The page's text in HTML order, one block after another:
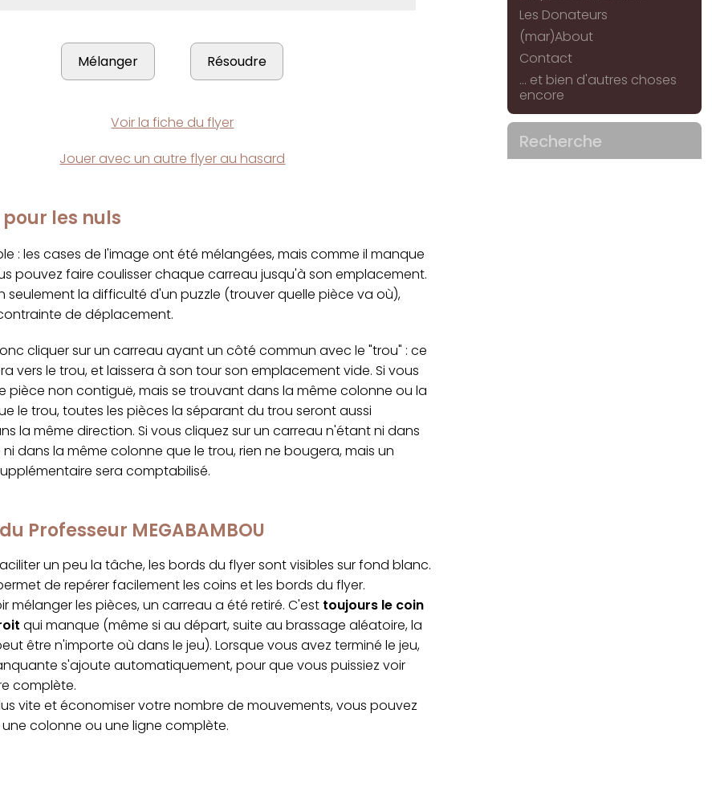
Voir la fiche du flyer
Jouer avec un autre flyer au hasard
les nuls
: les cases de l'image ont été mélangées, mais comme il manque
pouvez faire coulisser chaque carreau jusqu'à son emplacement.
seulement la difficulté d'un puzzle (trouver quelle pièce va où),
de déplacement.
cliquer sur un carreau ayant un côté commun avec le "trou" : ce
vers le trou, et laissera à son tour son emplacement vide. Si vous
pièce non contiguë, mais se trouvant dans la même colonne ou la
le trou, toutes les pièces la séparant du trou seront aussi
la même direction. Si vous cliquez sur un carreau n'étant ni dans
dans la même colonne que le trou, rien ne bougera, mais un
sera comptabilisé.
Professeur MEGABAMBOU
un peu la tâche, les bords du flyer sont visibles sur fond blanc.
de repérer facilement les coins et les bords du flyer.
mélanger les pièces, un carreau a été retiré. C'est toujours le coin
qui manque (même si au départ, suite au brassage aléatoire, la
être n'importe où dans le jeu). Lorsque vous avez terminé le jeu,
s'ajoute automatiquement, pour que vous puissiez voir
complète.
vite et économiser votre nombre de mouvements, vous pouvez
une colonne ou une ligne complète.
Les Donateurs
(mar)About
Contact
... et bien d'autres choses
encore
Recherche